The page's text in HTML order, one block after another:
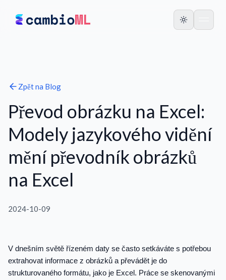
Zpět na Blog
Převod obrázku na Excel:
Modely jazykového vidění
mění převodník obrázků
na Excel
2024-10-09
V dnešním světě řízeném daty se často setkáváte s potřebou
extrahovat informace z obrázků a převádět je do
strukturovaného formátu, jako je Excel. Práce se skenovanými